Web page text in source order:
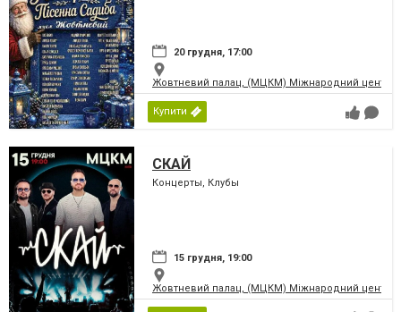
20 грудня, 17:00
Жовтневий палац, (МЦКМ) Міжнародний центр
Купити
СКАЙ
Концерты, Клубы
15 грудня, 19:00
Жовтневий палац, (МЦКМ) Міжнародний центр